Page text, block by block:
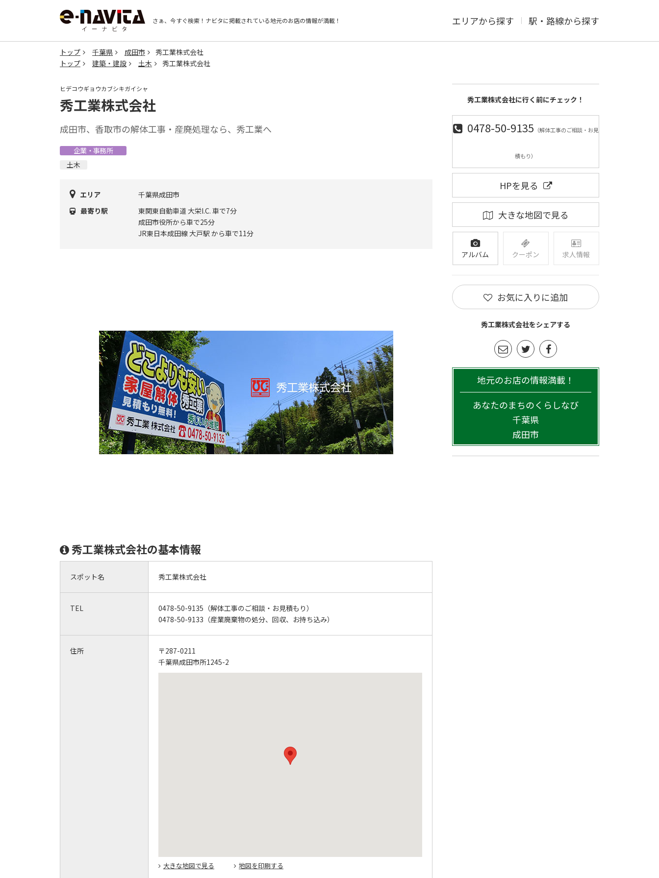
さぁ、今すぐ検索！ ナビタに掲載されている地元のお店の情報が満載！ エリアから探す 駅・路線から探す
トップ 千葉県 成田市
秀工業株式会社
トップ
建築・建設 土木 秀工業株式会社
ヒデコウギョウカブシキガイシャ
秀工業株式会社
成田市、香取市の解体工事・産廃処理なら、秀工業へ
企業・事務所
土木
エリア
千葉県成田市
最寄り駅
東関東自動車道 大栄I.C. 車で7分
成田市役所から車で25分
JR東日本成田線 大戸駅 から車で11分
秀工業株式会社の基本情報
スポット名 秀工業株式会社
TEL
0478-50-9135（解体工事のご相談・お見積もり）
0478-50-9133（産業廃棄物の処分、回収、お持ち込み）
住所
〒287-0211
千葉県成田市所1245-2
大きな地図で見る 地図を印刷する
秀工業株式会社に行く前にチェック！
0478-50-9135 （解体工事のご相談・お見
積もり）
HPを見る
大きな地図で見る
アルバム クーポン 求人情報
お気に入りに追加
秀工業株式会社をシェアする
地元のお店の情報満載！
あなたのまちのくらしなび
千葉県
成田市